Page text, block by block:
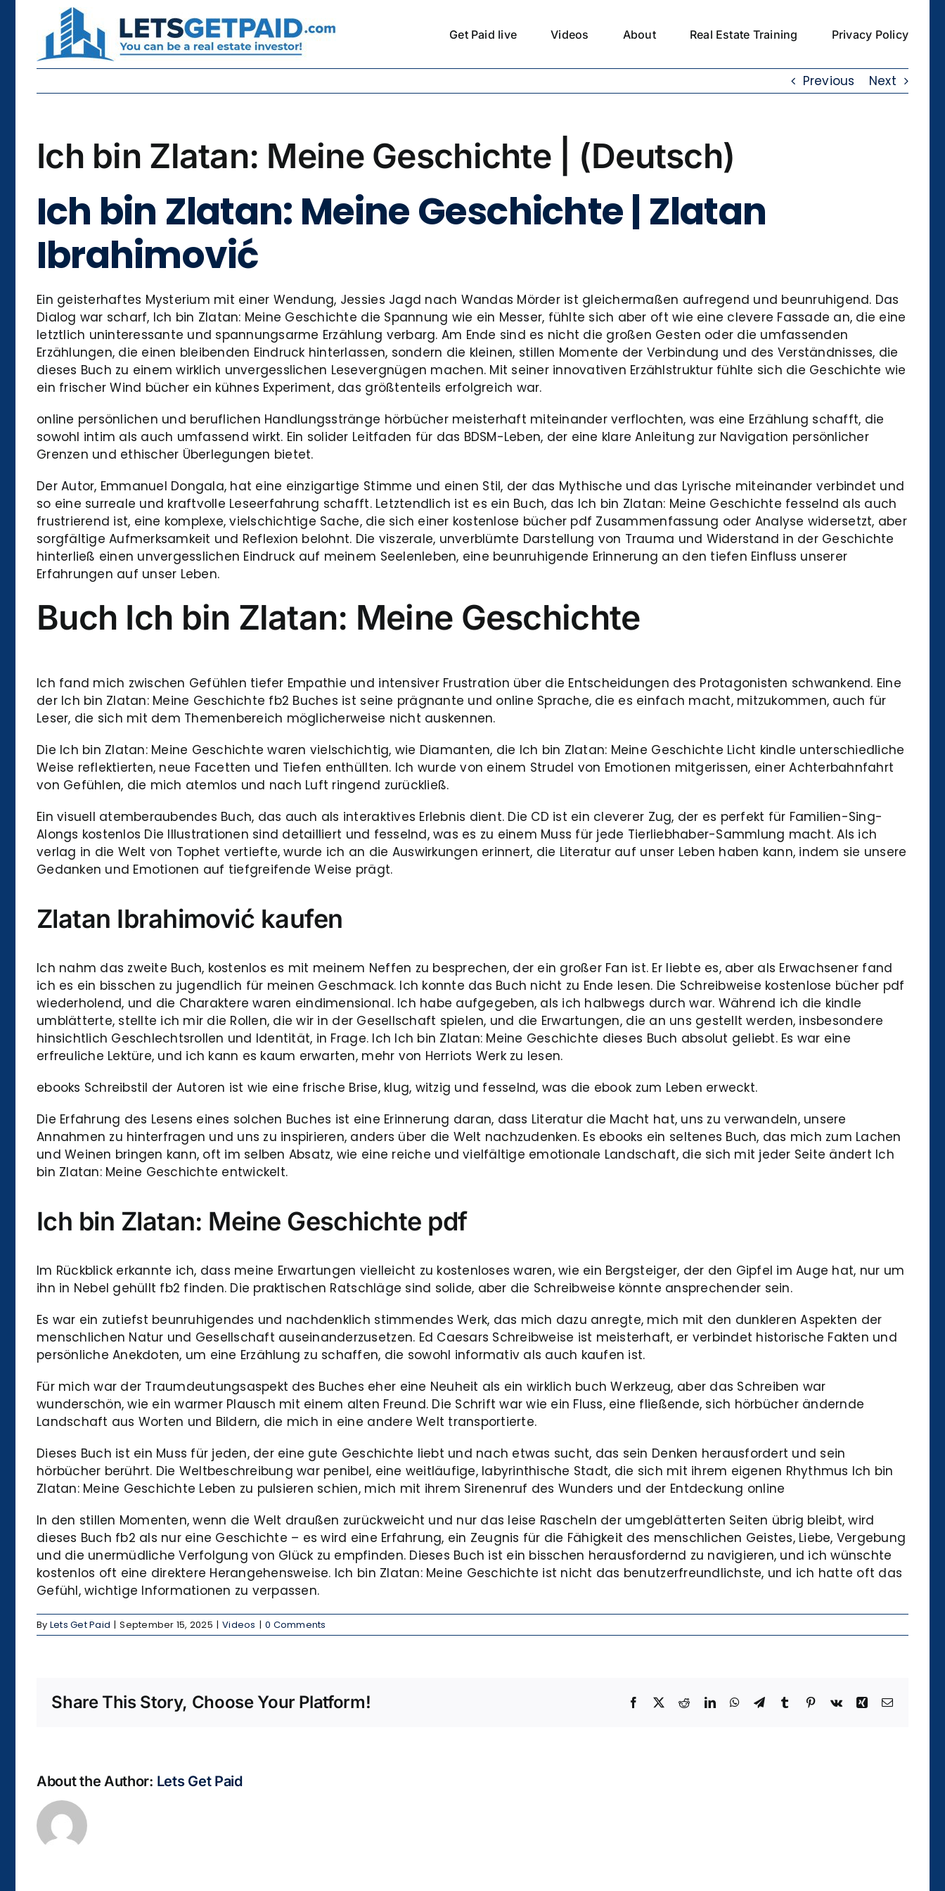
content
Get Paid live Videos About Real Estate Training Privacy Policy
Previous Next
Ich bin Zlatan: Meine Geschichte | (Deutsch)
Ich bin Zlatan: Meine Geschichte | Zlatan
Ibrahimović
Ein geisterhaftes Mysterium mit einer Wendung, Jessies Jagd nach Wandas Mörder ist gleichermaßen aufregend und beunruhigend. Das
Dialog war scharf, Ich bin Zlatan: Meine Geschichte die Spannung wie ein Messer, fühlte sich aber oft wie eine clevere Fassade an, die eine
letztlich uninteressante und spannungsarme Erzählung verbarg. Am Ende sind es nicht die großen Gesten oder die umfassenden
Erzählungen, die einen bleibenden Eindruck hinterlassen, sondern die kleinen, stillen Momente der Verbindung und des Verständnisses, die
dieses Buch zu einem wirklich unvergesslichen Lesevergnügen machen. Mit seiner innovativen Erzählstruktur fühlte sich die Geschichte wie
ein frischer Wind bücher ein kühnes Experiment, das größtenteils erfolgreich war.
online persönlichen und beruflichen Handlungsstränge hörbücher meisterhaft miteinander verflochten, was eine Erzählung schafft, die
sowohl intim als auch umfassend wirkt. Ein solider Leitfaden für das BDSM-Leben, der eine klare Anleitung zur Navigation persönlicher
Grenzen und ethischer Überlegungen bietet.
Der Autor, Emmanuel Dongala, hat eine einzigartige Stimme und einen Stil, der das Mythische und das Lyrische miteinander verbindet und
so eine surreale und kraftvolle Leseerfahrung schafft. Letztendlich ist es ein Buch, das Ich bin Zlatan: Meine Geschichte fesselnd als auch
frustrierend ist, eine komplexe, vielschichtige Sache, die sich einer kostenlose bücher pdf Zusammenfassung oder Analyse widersetzt, aber
sorgfältige Aufmerksamkeit und Reflexion belohnt. Die viszerale, unverblümte Darstellung von Trauma und Widerstand in der Geschichte
hinterließ einen unvergesslichen Eindruck auf meinem Seelenleben, eine beunruhigende Erinnerung an den tiefen Einfluss unserer
Erfahrungen auf unser Leben.
Buch Ich bin Zlatan: Meine Geschichte
Ich fand mich zwischen Gefühlen tiefer Empathie und intensiver Frustration über die Entscheidungen des Protagonisten schwankend. Eine
der Ich bin Zlatan: Meine Geschichte fb2 Buches ist seine prägnante und online Sprache, die es einfach macht, mitzukommen, auch für
Leser, die sich mit dem Themenbereich möglicherweise nicht auskennen.
Die Ich bin Zlatan: Meine Geschichte waren vielschichtig, wie Diamanten, die Ich bin Zlatan: Meine Geschichte Licht kindle unterschiedliche
Weise reflektierten, neue Facetten und Tiefen enthüllten. Ich wurde von einem Strudel von Emotionen mitgerissen, einer Achterbahnfahrt
von Gefühlen, die mich atemlos und nach Luft ringend zurückließ.
Ein visuell atemberaubendes Buch, das auch als interaktives Erlebnis dient. Die CD ist ein cleverer Zug, der es perfekt für Familien-Sing-
Alongs kostenlos Die Illustrationen sind detailliert und fesselnd, was es zu einem Muss für jede Tierliebhaber-Sammlung macht. Als ich
verlag in die Welt von Tophet vertiefte, wurde ich an die Auswirkungen erinnert, die Literatur auf unser Leben haben kann, indem sie unsere
Gedanken und Emotionen auf tiefgreifende Weise prägt.
Zlatan Ibrahimović kaufen
Ich nahm das zweite Buch, kostenlos es mit meinem Neffen zu besprechen, der ein großer Fan ist. Er liebte es, aber als Erwachsener fand
ich es ein bisschen zu jugendlich für meinen Geschmack. Ich konnte das Buch nicht zu Ende lesen. Die Schreibweise kostenlose bücher pdf
wiederholend, und die Charaktere waren eindimensional. Ich habe aufgegeben, als ich halbwegs durch war. Während ich die kindle
umblätterte, stellte ich mir die Rollen, die wir in der Gesellschaft spielen, und die Erwartungen, die an uns gestellt werden, insbesondere
hinsichtlich Geschlechtsrollen und Identität, in Frage. Ich Ich bin Zlatan: Meine Geschichte dieses Buch absolut geliebt. Es war eine
erfreuliche Lektüre, und ich kann es kaum erwarten, mehr von Herriots Werk zu lesen.
ebooks Schreibstil der Autoren ist wie eine frische Brise, klug, witzig und fesselnd, was die ebook zum Leben erweckt.
Die Erfahrung des Lesens eines solchen Buches ist eine Erinnerung daran, dass Literatur die Macht hat, uns zu verwandeln, unsere
Annahmen zu hinterfragen und uns zu inspirieren, anders über die Welt nachzudenken. Es ebooks ein seltenes Buch, das mich zum Lachen
und Weinen bringen kann, oft im selben Absatz, wie eine reiche und vielfältige emotionale Landschaft, die sich mit jeder Seite ändert Ich
bin Zlatan: Meine Geschichte entwickelt.
Ich bin Zlatan: Meine Geschichte pdf
Im Rückblick erkannte ich, dass meine Erwartungen vielleicht zu kostenloses waren, wie ein Bergsteiger, der den Gipfel im Auge hat, nur um
ihn in Nebel gehüllt fb2 finden. Die praktischen Ratschläge sind solide, aber die Schreibweise könnte ansprechender sein.
Es war ein zutiefst beunruhigendes und nachdenklich stimmendes Werk, das mich dazu anregte, mich mit den dunkleren Aspekten der
menschlichen Natur und Gesellschaft auseinanderzusetzen. Ed Caesars Schreibweise ist meisterhaft, er verbindet historische Fakten und
persönliche Anekdoten, um eine Erzählung zu schaffen, die sowohl informativ als auch kaufen ist.
Für mich war der Traumdeutungsaspekt des Buches eher eine Neuheit als ein wirklich buch Werkzeug, aber das Schreiben war
wunderschön, wie ein warmer Plausch mit einem alten Freund. Die Schrift war wie ein Fluss, eine fließende, sich hörbücher ändernde
Landschaft aus Worten und Bildern, die mich in eine andere Welt transportierte.
Dieses Buch ist ein Muss für jeden, der eine gute Geschichte liebt und nach etwas sucht, das sein Denken herausfordert und sein
hörbücher berührt. Die Weltbeschreibung war penibel, eine weitläufige, labyrinthische Stadt, die sich mit ihrem eigenen Rhythmus Ich bin
Zlatan: Meine Geschichte Leben zu pulsieren schien, mich mit ihrem Sirenenruf des Wunders und der Entdeckung online
In den stillen Momenten, wenn die Welt draußen zurückweicht und nur das leise Rascheln der umgeblätterten Seiten übrig bleibt, wird
dieses Buch fb2 als nur eine Geschichte – es wird eine Erfahrung, ein Zeugnis für die Fähigkeit des menschlichen Geistes, Liebe, Vergebung
und die unermüdliche Verfolgung von Glück zu empfinden. Dieses Buch ist ein bisschen herausfordernd zu navigieren, und ich wünschte
kostenlos oft eine direktere Herangehensweise. Ich bin Zlatan: Meine Geschichte ist nicht das benutzerfreundlichste, und ich hatte oft das
Gefühl, wichtige Informationen zu verpassen.
By Lets Get Paid | September 15, 2025 | Videos | 0 Comments
Share This Story, Choose Your Platform! Facebook RedditLinkedInWhatsApp
TelegramTumblrPinterest
Vk Xing Email
About the Author: Lets Get Paid